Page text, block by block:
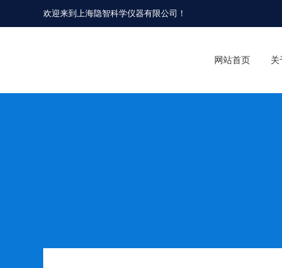
欢迎来到 上海隐智科学仪器有限公司 ！
网站首页 关